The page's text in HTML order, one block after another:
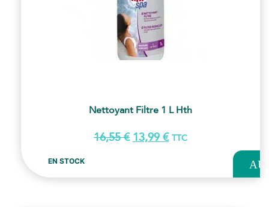
Nettoyant Filtre 1 L Hth
EN STOCK
16,55€ 13,99€ TTC
AU